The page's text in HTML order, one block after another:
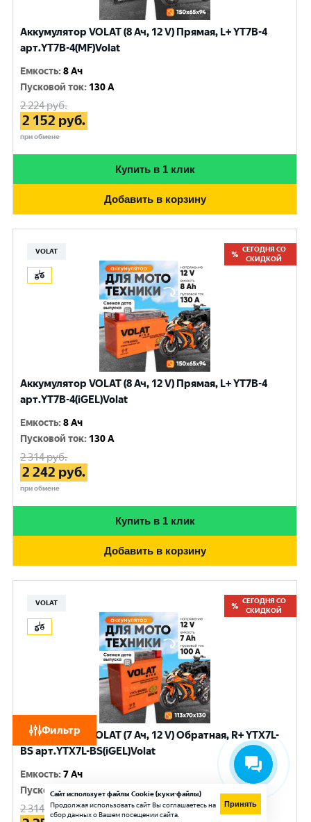
Фильтр
Аккумулятор VOLAT (8 Ач, 12 V) Прямая, L+ YT7B-4
арт.YT7B-4(MF)Volat
Емкость:8 Ач
Пусковой ток: 130 A
2 224руб.
2 152 руб.
при обмене
Купить в 1 клик
Добавить в корзину
VOLAT
СЕГОДНЯ СО
СКИДКОЙ
Аккумулятор VOLAT (8 Ач, 12 V) Прямая, L+ YT7B-4
арт.YT7B-4(iGEL)Volat
Емкость:8 Ач
Пусковой ток: 130 A
2 314руб.
2 242 руб.
при обмене
Купить в 1 клик
Добавить в корзину
VOLAT
СЕГОДНЯ СО
СКИДКОЙ
Аккумулятор VOLAT (7 Ач, 12 V) Обратная, R+ YTX7L-
BS арт.YTX7L-BS(iGEL)Volat
Емкость:7 Ач
Пусковой ток: 100 A
2 314 руб.
Сайт использует файлы Cookie (куки-файлы)
Продолжая использовать сайт Вы соглашаетесь на
сбор данных о Вашем посещении сайта.
Принять